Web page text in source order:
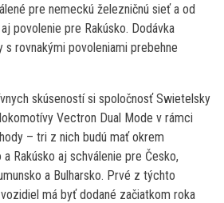
pre nemeckú železničnú sieť a od
povolenie pre Rakúsko. Dodávka
rovnakými povoleniami prebehne
skúseností si spoločnosť Swietelsky
Vectron Dual Mode v rámci
– tri z nich budú mať okrem
Rakúsko aj schválenie pre Česko,
a Bulharsko. Prvé z týchto
má byť dodané začiatkom roka